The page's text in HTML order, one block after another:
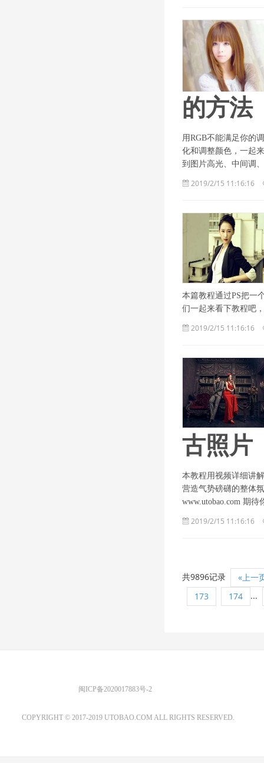
的方法
用RGB不能满足你的
化和调整颜色，一起
到图片高光、中间调
2019/2/15 11:16:16
本篇教程通过PS把一
们一起来看下教程吧
2019/2/15 11:16:16
古照片
本教程用视频详细讲
营造气势磅礴的整体
www.utobao.com 期待
2019/2/15 11:16:16
共9896记录
«上一
173
174 ...
闽ICP备2020017883号-2
COPYRIGHT © 2017-2019 UTOBAO.COM ALL RIGHTS RESERVED.